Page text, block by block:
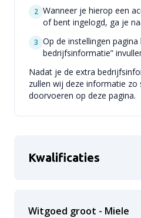
2 Wanneer je hierop een
of bent ingelogd, ga je
3 Op de instellingen
bedrijfsinformatie”
Nadat je de extra
zullen wij deze informatie zo
doorvoeren op deze pagina.
Kwalificaties
Witgoed groot - Miele